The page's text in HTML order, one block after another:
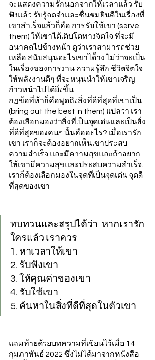
จะแสดงความรักนอกจากให้เวลาแล้ว รับ
ฟังแล้ว รับรู้จดจําและชื่นชมยินดีในเรื่องที่
เขาสําเร็จแล้วก็คือ การรับใช้เขา (serve
them) ให้เขาได้เติบโตทางจิตใจ ที่จะมี
อนาคตไปข้างหน้า ดูว่าเราสามารถช่วย
เหลือ สนับสนุนอะไรเขาได้้าง ไม่ว่าจะเป็น
ในเรื่องของการงาน ความรู้สึก ชีวิตจิตใจ
ให้พลังงานดีๆ ที่จะหนุนนำให้เขาเจริญ
ก้าวหน้าไปได้ยิ่งขึ้น
กฏข้อที่ห้าก็คือพูดถึงสิ่งที่ดีที่สุดที่เขาเป็น
(bring out the best in them) แปลว่า เรา
ต้องเลือกมองว่าสิ่งที่เป็นจุดเด่นและเป็นสิ่ง
ที่ดีที่สุดของคนๆ นั้นคืออะไร? เมื่อเรารัก
เขา เราก็จะต้องอยากเห็นเขาประสบ
ความสําเร็จ และมีความสุขและถ้าอยาก
ให้เขามีความสุขและประสบความสําเร็จ.
เราก็ต้องเลือกมองในจุดที่เป็นจุดเด่น จุดดี
ที่สุดของเขา
ทบทวนและสรุปได้ว่า  หากเรารัก
ใครแล้ว เราควร
1. หาเวลาให้เขา
2. รับฟังเขา
3. ให้คุณค่าของเขา
4. รับใช้เขา
5. ค้นหาในสิ่งที่ดีที่สุดในตัวเขา
แถมท้ายด้วยบทความที่เขียนไว้เมื่อ 14
กุมภาพันธ์ 2022 ซึ่งไม่ได้มาจากหนังสือ